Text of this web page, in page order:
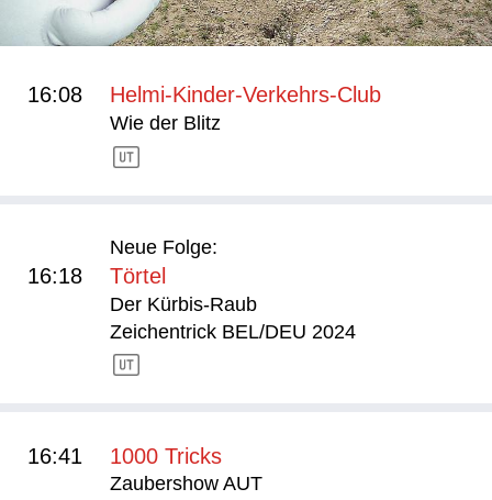
16:08 Helmi-Kinder-Verkehrs-Club
Wie der Blitz
Neue Folge:
16:18 Törtel
Der Kürbis-Raub
Zeichentrick BEL/DEU 2024
16:41 1000 Tricks
Zaubershow AUT